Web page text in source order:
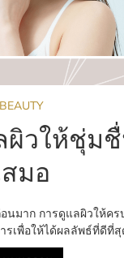
BEAUTY
ผิวให้ชุ่ม
สมอ
มาก การดูแลผิวให้คร
รเพื่อให้ได้ผลลัพธ์ที่ดีที่สุ